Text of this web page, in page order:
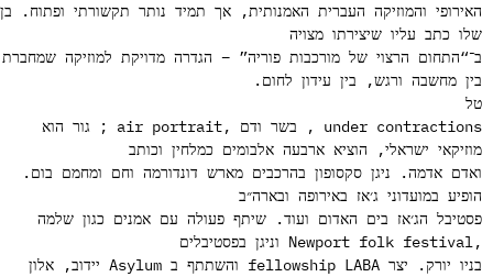
והמוזיקה העברית האמנותית, אך תמיד נותר תקשורתי ופתוח. בן
כתב עליו שיצירתו מצויה
הרצוי של מורכבות פוריה” – הגדרה מדויקת למוזיקה שמחברת
מחשבה ורגש, בין עידון לחום.
under contractions , בשר ודם ,air portrait ; גור הוא
ישראלי, הוציא ארבעה אלבומים כמלחין וכותב
אדמה. ניגן סקסופון בהרכבים מארש דונדורמה וחם ומחמם בום.
במועדוני ג׳אז באירופה ובארה״ב
הג׳אז בים האדום ועוד. שיתף פעולה עם אמנים כגון שלמה
בניו יורק. יצר fellowship LABA והשתתף ב Asylum יידוב, אלון